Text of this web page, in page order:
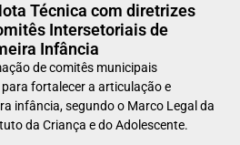
Técnica com diretrizes
Intersetoriais de
Infância
de comitês municipais
fortalecer a articulação e
infância, segundo o Marco Legal da
da Criança e do Adolescente.